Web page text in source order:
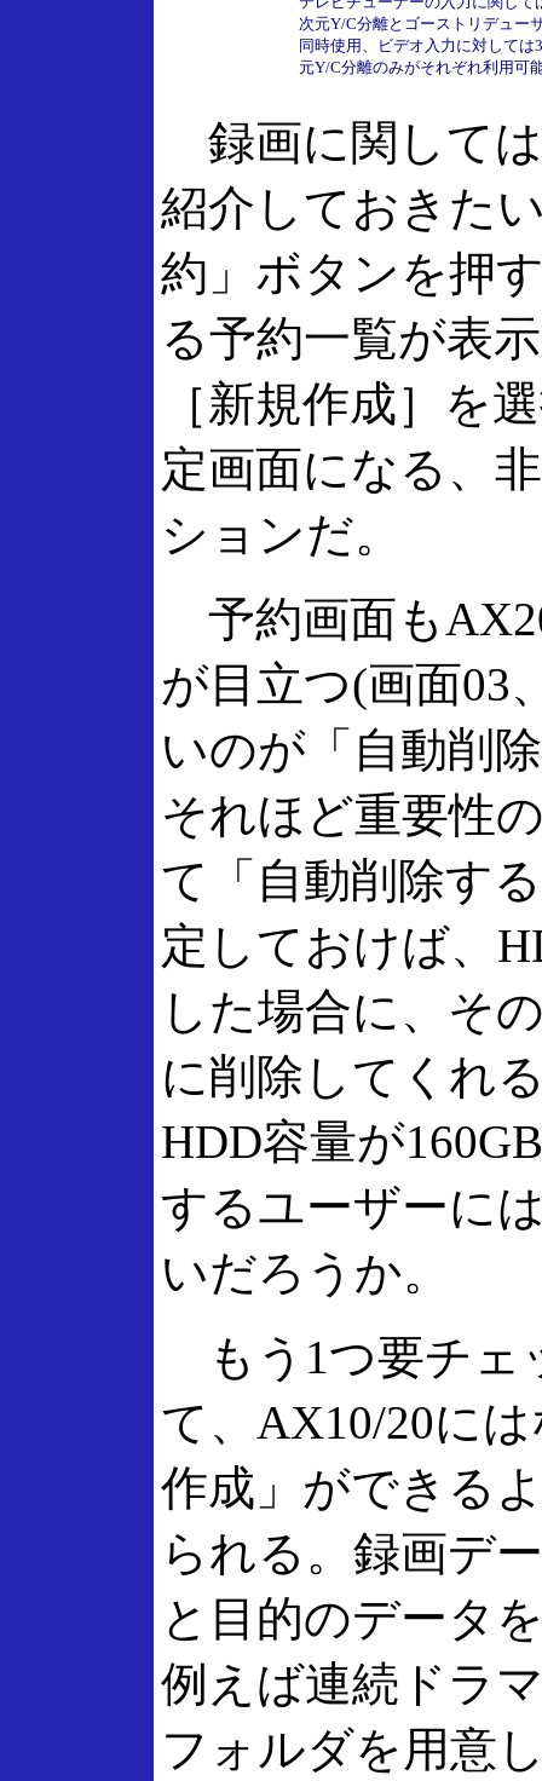
次元Y/C分離とゴーストリデュー
同時使用、ビデオ入力に対しては
元Y/C分離のみがそれぞれ利用可
録画に関して
紹介しておきた
約」ボタンを押
る予約一覧が表
［新規作成］を
定画面になる、
ションだ。
予約画面も
が目立つ(画面03
いのが「自動削
それほど重要性
て「自動削除す
定しておけば、
した場合に、そ
に削除してくれ
HDD容量が
するユーザーに
いだろうか。
もう1つ要チェ
て、AX10/20に
作成」ができる
られる。録画デ
と目的のデータ
例えば連続ドラ
フォルダを用意